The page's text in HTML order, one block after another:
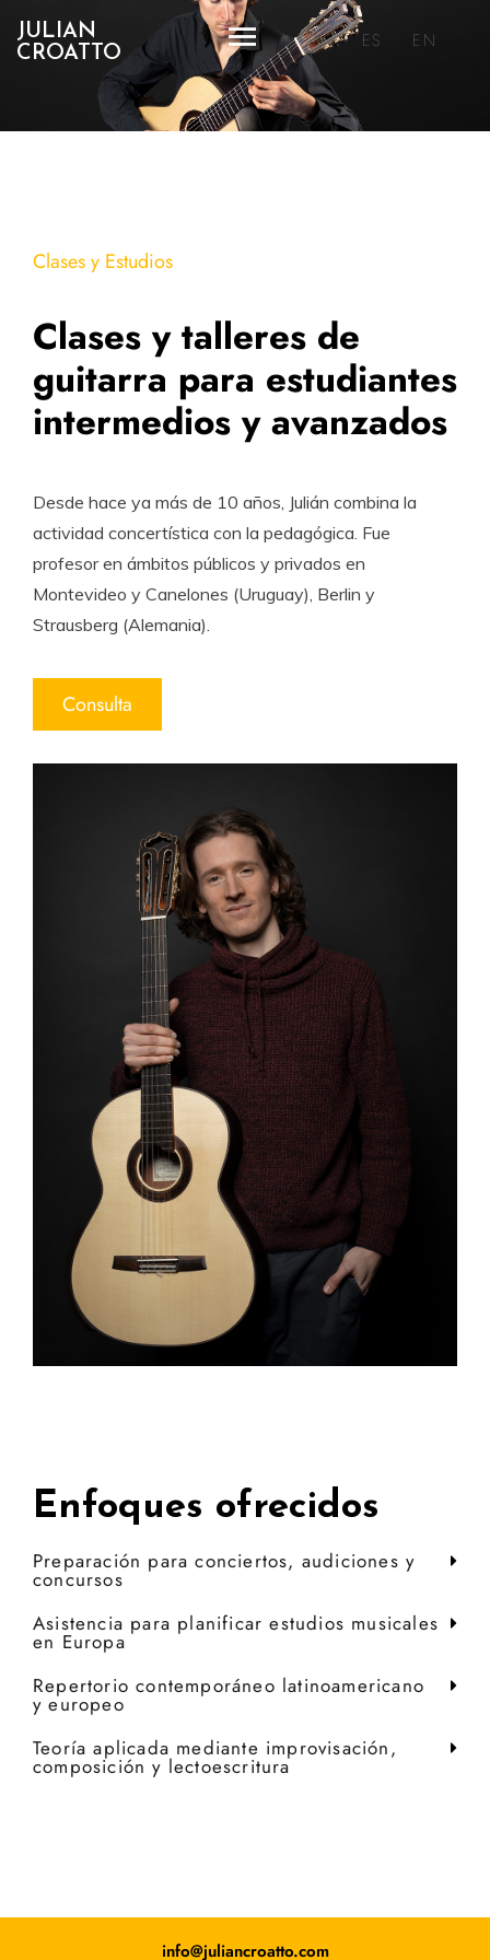
JULIAN
CROATTO
ES EN
Clases y Estudios
Clases y talleres de
guitarra para estudiantes
intermedios y avanzados
Desde hace ya más de 10 años, Julián combina la
actividad concertística con la pedagógica. Fue
profesor en ámbitos públicos y privados en
Montevideo y Canelones (Uruguay), Berlin y
Strausberg (Alemania).
Consulta
Enfoques ofrecidos
Preparación para conciertos, audiciones y
concursos
Asistencia para planificar estudios musicales
en Europa
Repertorio contemporáneo latinoamericano
y europeo
Teoría aplicada mediante improvisación,
composición y lectoescritura
info@juliancroatto.com